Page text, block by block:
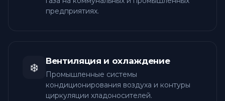
предприятиях.
❄️ Вентиляция и охлаждение
Промышленные системы
кондиционирования воздуха и контуры
циркуляции хладоносителей.